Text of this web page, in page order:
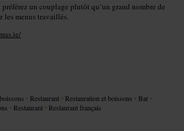
un couplage plutôt qu’un grand nombre de
les menus travaillés.
• Restaurant • Restauration et boissons • Bar •
• Restaurant • Restaurant français